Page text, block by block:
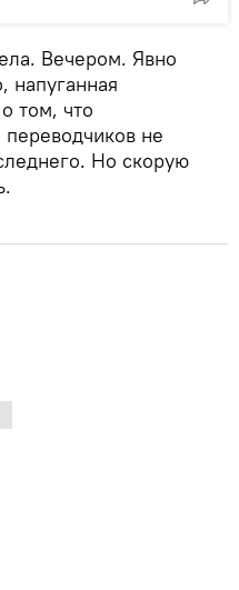
Вечером. Явно
напуганная
том, что
не
Но скорую